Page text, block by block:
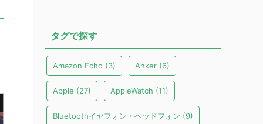
タグで探す
Amazon Echo (3) Anker (6)
Apple (27) AppleWatch (11)
Bluetoothイヤフォン・ヘッドフォン (9)